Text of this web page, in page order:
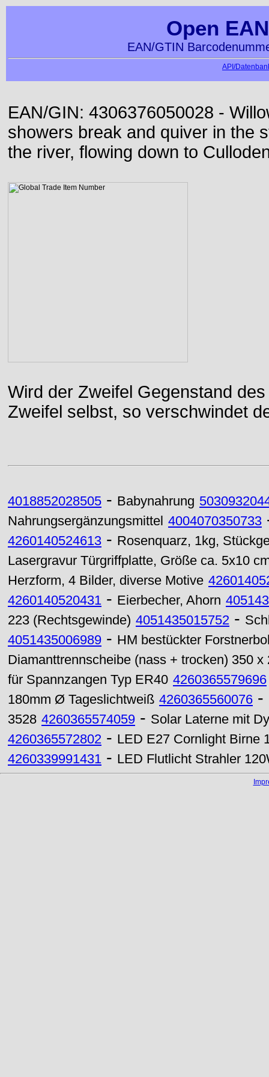
Open
EAN/GTIN
API/
EAN/GIN: 4306376050028 -
showers break and quiver in the
the river, flowing down to
Wird der Zweifel Gegenstand
Zweifel selbst, so verschwindet
4018852028505 - Babynahrung
Nahrungsergänzungsmittel 4004070350733
4260140524613 - Rosenquarz, 1kg,
Lasergravur Türgriffplatte, Größe ca. 5x10
Herzform, 4 Bilder, diverse Motive
4260140520431 - Eierbecher, Ahorn
223 (Rechtsgewinde) 4051435015752 -
4051435006989 - HM bestückter
Diamanttrennscheibe (nass + trocken) 350 x
für Spannzangen Typ ER40 4260365579696
180mm Ø Tageslichtweiß 4260365560076 -
3528 4260365574059 - Solar Laterne mit
4260365572802 - LED E27 Cornlight Birne
4260339991431 - LED Flutlicht Strahler